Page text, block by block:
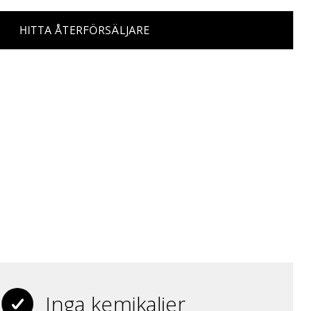
HITTA ÅTERFÖRSÄLJARE
Inga kemikalier